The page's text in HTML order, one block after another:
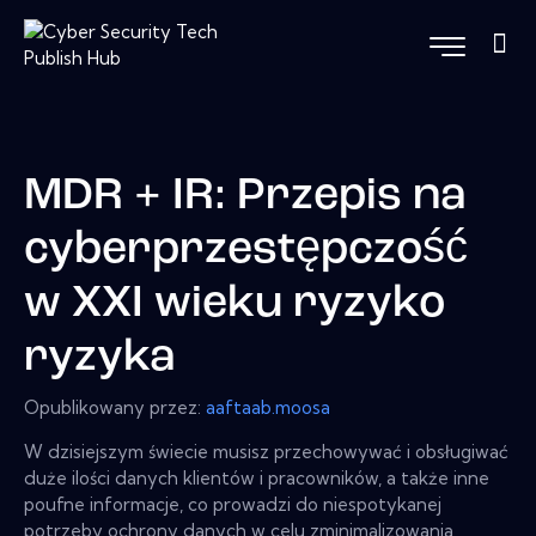
MDR + IR: Przepis na
cyberprzestępczość
w XXI wieku ryzyko
ryzyka
Opublikowany przez: aaftaab.moosa
W dzisiejszym świecie musisz przechowywać i obsługiwać
duże ilości danych klientów i pracowników, a także inne
poufne informacje, co prowadzi do niespotykanej
potrzeby ochrony danych w celu zminimalizowania